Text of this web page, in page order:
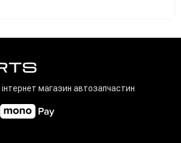
магазин автозапчастин